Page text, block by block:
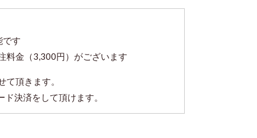
です
料金（3,300円）がございます
頂きます。
決済をして頂けます。